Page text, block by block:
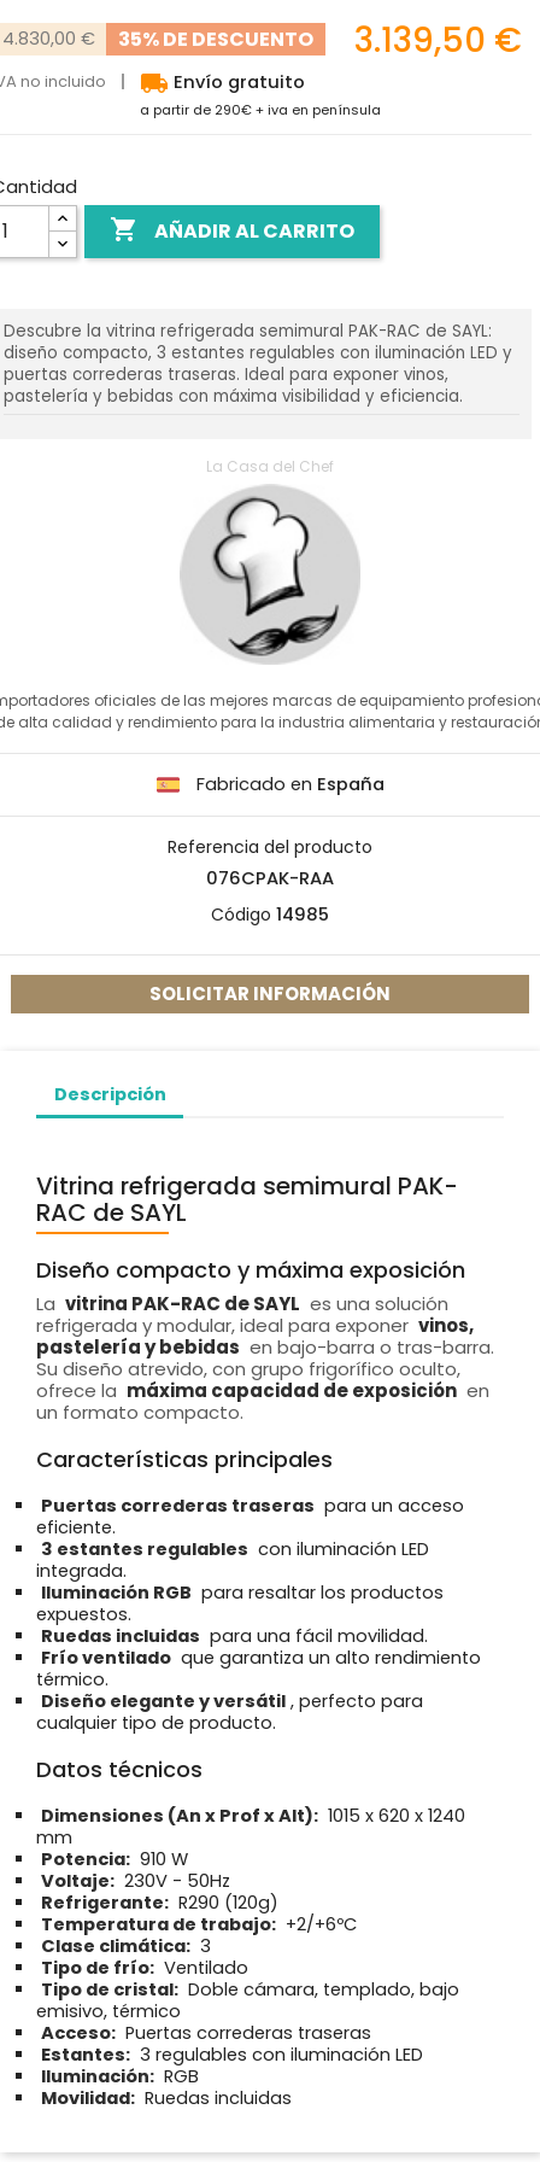
4.830,00 € 35% DE DESCUENTO 3.139,50 €
no incluido local_shipping Envío gratuito
a partir de 290€ + iva en península
 AÑADIR AL CARRITO
Descubre la vitrina refrigerada semimural PAK-RAC de SAYL:
diseño compacto, 3 estantes regulables con iluminación LED y
puertas correderas traseras. Ideal para exponer vinos,
pastelería y bebidas con máxima visibilidad y eficiencia.
La Casa del Chef
oficiales de las mejores marcas de equipamiento
alta calidad y rendimiento para la industria alimentaria y
Fabricado en España
Referencia del producto
076CPAK-RAA
Código 14985
SOLICITAR INFORMACIÓN
Descripción
Vitrina refrigerada semimural PAK-
RAC de SAYL
Diseño compacto y máxima exposición
La vitrina PAK-RAC de SAYL es una solución
refrigerada y modular, ideal para exponer vinos,
pastelería y bebidas en bajo-barra o tras-barra.
Su diseño atrevido, con grupo frigorífico oculto,
ofrece la máxima capacidad de exposición en
un formato compacto.
Características principales
Puertas correderas traseras para un acceso
eficiente.
3 estantes regulables con iluminación LED
integrada.
Iluminación RGB para resaltar los productos
expuestos.
Ruedas incluidas para una fácil movilidad.
Frío ventilado que garantiza un alto rendimiento
térmico.
Diseño elegante y versátil , perfecto para
cualquier tipo de producto.
Datos técnicos
Dimensiones (An x Prof x Alt): 1015 x 620 x 1240
mm
Potencia: 910 W
Voltaje: 230V - 50Hz
Refrigerante: R290 (120g)
Temperatura de trabajo: +2/+6ºC
Clase climática: 3
Tipo de frío: Ventilado
Tipo de cristal: Doble cámara, templado, bajo
emisivo, térmico
Acceso: Puertas correderas traseras
Estantes: 3 regulables con iluminación LED
Iluminación: RGB
Movilidad: Ruedas incluidas